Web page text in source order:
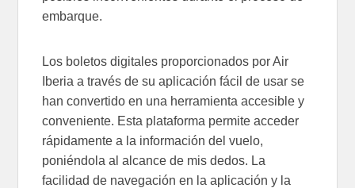
embarque.
Los boletos digitales proporcionados por Air
Iberia a través de su aplicación fácil de usar se
han convertido en una herramienta accesible y
conveniente. Esta plataforma permite acceder
rápidamente a la información del vuelo,
poniéndola al alcance de mis dedos. La
facilidad de navegación en la aplicación y la